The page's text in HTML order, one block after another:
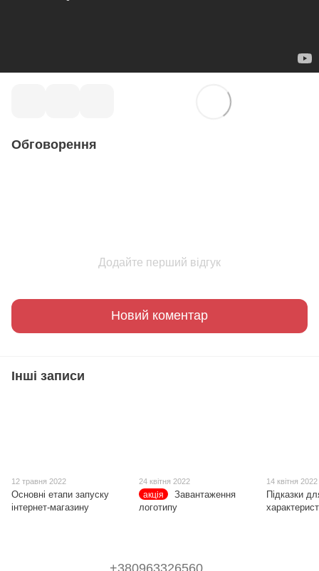
Обговорення
Додайте перший відгук
Новий коментар
Інші записи
12 травня 2022
Основні етапи запуску
інтернет-магазину
24 квітня 2022
акція
Завантаження
логотипу
14 квітня 2022
Підказки